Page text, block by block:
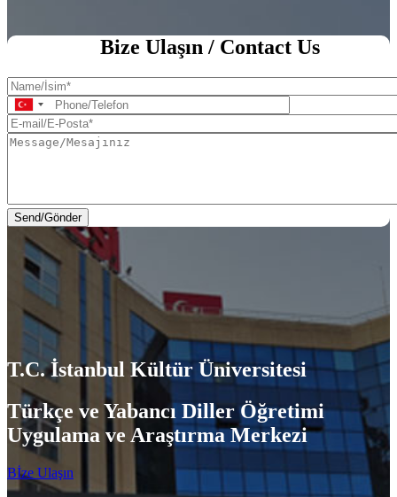
Bize Ulaşın / Contact Us
Name/
İsim
Phone/Telefon
E-
mail/E-
Message/Mesajınız
T.C. İstanbul Kültür Üniversitesi
Türkçe ve Yabancı Diller Öğretimi
Uygulama ve Araştırma Merkezi
Bİze Ulaşın